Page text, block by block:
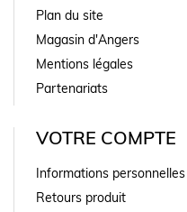
Plan du site
Magasin d'Angers
Mentions légales
Partenariats
VOTRE COMPTE
Informations personnelles
Retours produit